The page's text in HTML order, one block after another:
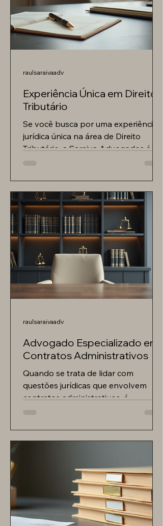
Experiência Única em Direito
Tributário
Se você busca por uma experiência
jurídica única na área de Direito
Tributário, a Saraiva Advogados é o
raulsaraivaadv
Advogado Especializado em
Contratos Administrativos
Quando se trata de lidar com
questões jurídicas que envolvem
contratos administrativos, é
raulsaraivaadv